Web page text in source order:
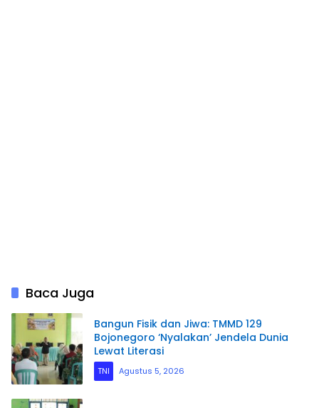
Baca Juga
Bangun Fisik dan Jiwa: TMMD 129
Bojonegoro ‘Nyalakan’ Jendela Dunia
Lewat Literasi
TNI Agustus 5, 2026